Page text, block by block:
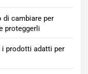
di cambiare per
proteggerli
i prodotti adatti per